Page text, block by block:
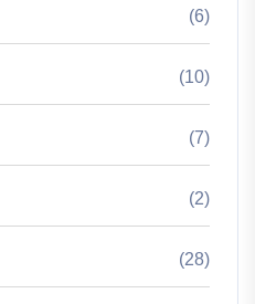
(6)
(10)
(7)
(2)
(28)